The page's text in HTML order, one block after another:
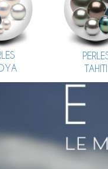
TAHITI